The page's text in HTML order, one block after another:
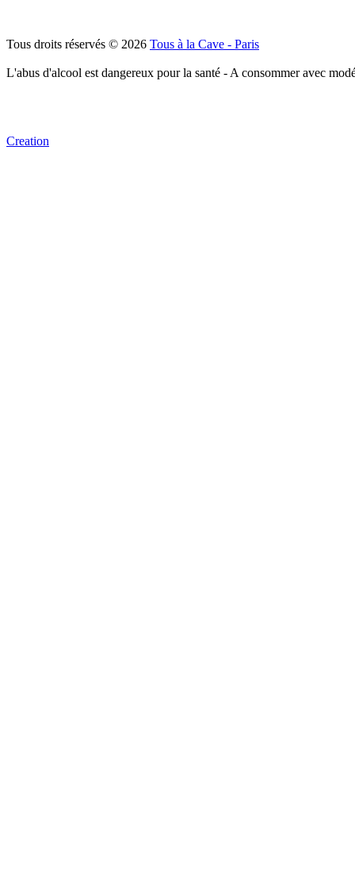
Tous droits réservés © 2026 Tous à la Cave - Paris
L'abus d'alcool est dangereux pour la santé - A consommer avec
Creation